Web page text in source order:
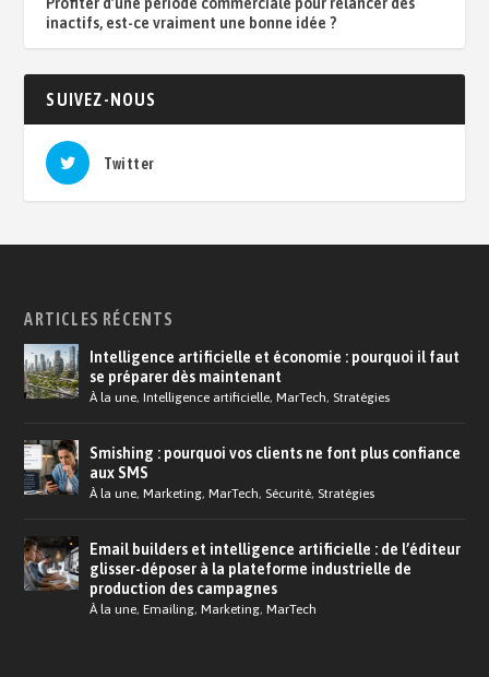
Profiter d’une période commerciale pour relancer des
inactifs, est-ce vraiment une bonne idée ?
SUIVEZ-NOUS
Twitter
ARTICLES RÉCENTS
Intelligence artificielle et économie : pourquoi il faut
se préparer dès maintenant
À la une,Intelligence artificielle,MarTech, Stratégies
Smishing : pourquoi vos clients ne font plus confiance
aux SMS
À la une,Marketing,MarTech, Sécurité, Stratégies
Email builders et intelligence artificielle : de l’éditeur
glisser-déposer à la plateforme industrielle de
production des campagnes
À la une,Emailing,Marketing,MarTech